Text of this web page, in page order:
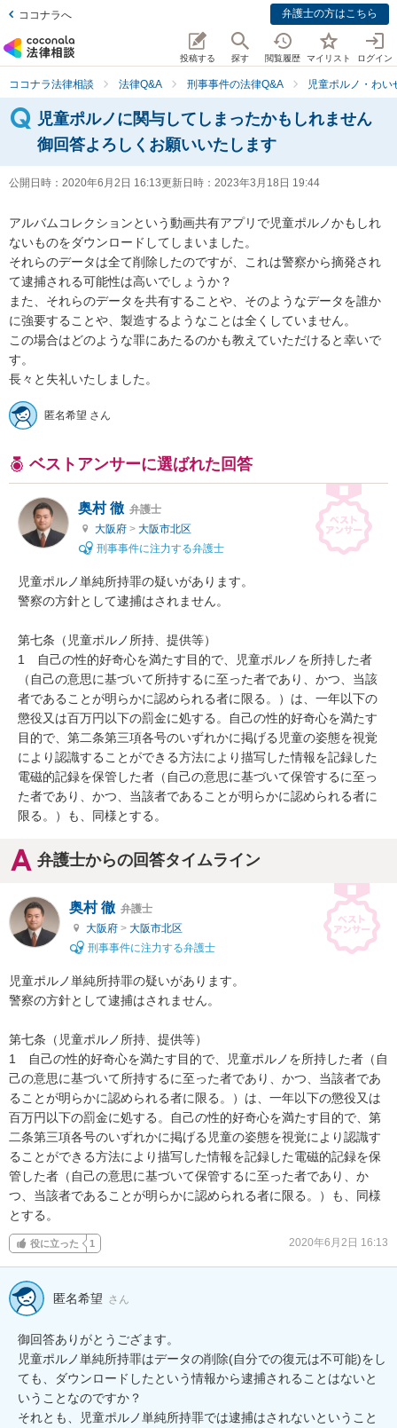
ココナラへ 弁護士の方はこちら
投稿する 探す 閲覧履歴 マイリスト ログイン
ココナラ法律相談 法律Q&A 刑事事件の法律Q&A 児童ポルノ・わ
児童ポルノに関与してしまったかもしれません
御回答よろしくお願いいたします
公開日時： 2020年6月2日 16:13更新日時： 2023年3月18日 19:44
アルバムコレクションという動画共有アプリで児童ポルノかもしれ
ないものをダウンロードしてしまいました。
それらのデータは全て削除したのですが、これは警察から摘発され
て逮捕される可能性は高いでしょうか？
また、それらのデータを共有することや、そのようなデータを誰か
に強要することや、製造するようなことは全くしていません。
この場合はどのような罪にあたるのかも教えていただけると幸いで
す。
長々と失礼いたしました。
匿名希望 さん
ベストアンサーに選ばれた回答
奥村 徹 弁護士
大阪府 > 大阪市北区
刑事事件に注力する弁護士
児童ポルノ単純所持罪の疑いがあります。
警察の方針として逮捕はされません。
第七条（児童ポルノ所持、提供等）
1　自己の性的好奇心を満たす目的で、児童ポルノを所持した者
（自己の意思に基づいて所持するに至った者であり、かつ、当該
者であることが明らかに認められる者に限る。）は、一年以下の
懲役又は百万円以下の罰金に処する。自己の性的好奇心を満たす
目的で、第二条第三項各号のいずれかに掲げる児童の姿態を視覚
により認識することができる方法により描写した情報を記録した
電磁的記録を保管した者（自己の意思に基づいて保管するに至っ
た者であり、かつ、当該者であることが明らかに認められる者に
限る。）も、同様とする。
弁護士からの回答タイムライン
奥村 徹 弁護士
大阪府 > 大阪市北区
刑事事件に注力する弁護士
児童ポルノ単純所持罪の疑いがあります。
警察の方針として逮捕はされません。
第七条（児童ポルノ所持、提供等）
1　自己の性的好奇心を満たす目的で、児童ポルノを所持した者（自
己の意思に基づいて所持するに至った者であり、かつ、当該者であ
ることが明らかに認められる者に限る。）は、一年以下の懲役又は
百万円以下の罰金に処する。自己の性的好奇心を満たす目的で、第
二条第三項各号のいずれかに掲げる児童の姿態を視覚により認識す
ることができる方法により描写した情報を記録した電磁的記録を保
管した者（自己の意思に基づいて保管するに至った者であり、か
つ、当該者であることが明らかに認められる者に限る。）も、同様
とする。
役に立った 1 2020年6月2日 16:13
匿名希望 さん
御回答ありがとうござます。
児童ポルノ単純所持罪はデータの削除(自分での復元は不可能)をし
ても、ダウンロードしたという情報から逮捕されることはないと
いうことなのですか？
それとも、児童ポルノ単純所持罪では逮捕はされないということ